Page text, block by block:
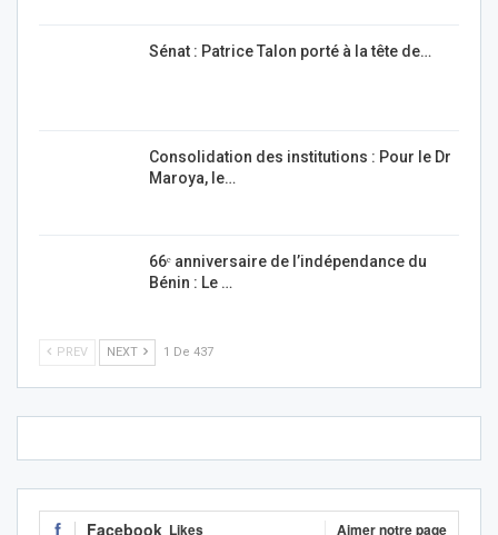
Sénat : Patrice Talon porté à la tête de…
Consolidation des institutions : Pour le Dr
Maroya, le…
66ᵉ anniversaire de l’indépendance du
Bénin : Le …
PREV NEXT 1 De 437
Facebook Likes Aimer notre page